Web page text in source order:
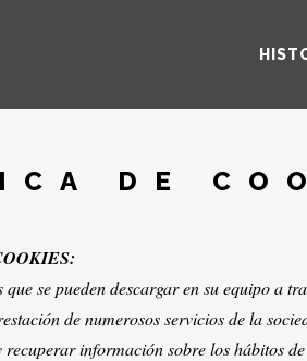
DE
se pueden descargar en su equipo a
de numerosos servicios de la
información sobre los hábitos